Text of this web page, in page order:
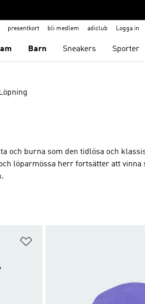
presentkort bli medlem adiclub Logga in
Barn Sneakers Sporter
Löpning
och burna som den tidlösa och
löparmössa herr fortsätter att